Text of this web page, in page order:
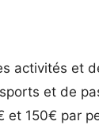
activités et
et de
et 150€ par